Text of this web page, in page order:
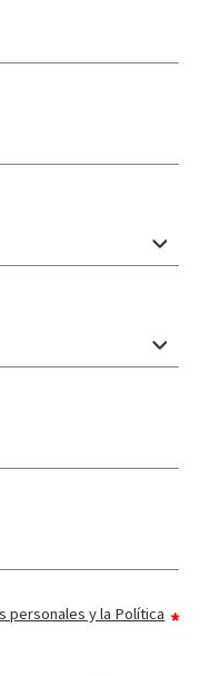
personales y la Política